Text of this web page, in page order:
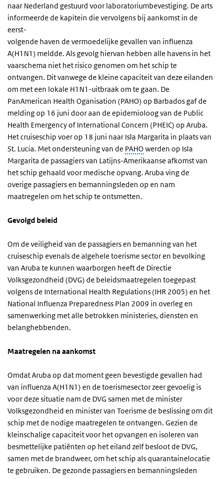
naar Nederland gestuurd voor laboratoriumbevestiging. De arts
informeerde de kapitein die vervolgens bij aankomst in de
eerst-
volgende haven de vermoedelijke gevallen van influenza
A(H1N1) meldde. Als gevolg hiervan hebben alle havens in het
vaarschema niet het risico genomen om het schip te
ontvangen. Dit vanwege de kleine capaciteit van deze eilanden
om met een lokale H1N1-uitbraak om te gaan. De
PanAmerican Health Oganisation (PAHO) op Barbados gaf de
melding op 16 juni door aan de epidemioloog van de Public
Health Emergency of International Concern (PHEIC) op Aruba.
Het cruiseschip voer op 18 juni naar Isla Margarita in plaats van
St. Lucia. Met ondersteuning van de PAHO werden op Isla
Margarita de passagiers van Latijns-Amerikaanse afkomst van
het schip gehaald voor medische opvang. Aruba ving de
overige passagiers en bemanningsleden op en nam
maatregelen om het schip te ontsmetten.
Gevolgd beleid
Om de veiligheid van de passagiers en bemanning van het
cruiseschip evenals de algehele toerisme sector en bevolking
van Aruba te kunnen waarborgen heeft de Directie
Volksgezondheid (DVG) de beleidsmaatregelen toegepast
volgens de International Health Regulations (IHR 2005) en het
National Influenza Preparedness Plan 2009 in overleg en
samenwerking met alle betrokken ministeries, diensten en
belanghebbenden.
Maatregelen na aankomst
Omdat Aruba op dat moment geen bevestigde gevallen had
van influenza A(H1N1) en de toerismesector zeer gevoelig is
voor deze situatie nam de DVG samen met de minister
Volksgezondheid en minister van Toerisme de beslissing om dit
schip met de nodige maatregelen te ontvangen. Gezien de
kleinschalige capaciteit voor het opvangen en isoleren van
besmettelijke patiënten op het eiland zelf besloot de DVG,
samen met de brandweer, om het schip als quarantainelocatie
te gebruiken. De gezonde passagiers en bemanningsleden